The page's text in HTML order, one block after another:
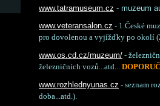
www.tatramuseum.cz - muzeum
www.veteransalon.cz - 1.České
pro dovolenou a vyjížďky po okolí
www.os.cd.cz/muzeum/ -
železničních vozů...atd...
www.rozhlednyunas.cz - seznam
doba...atd.).